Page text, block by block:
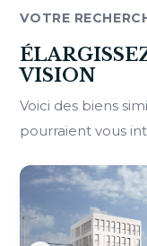
VOTRE
VISION
Voici des biens
pourraient vous